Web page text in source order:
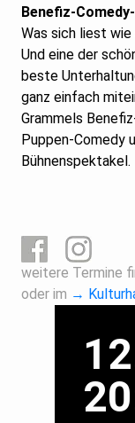
Benefiz-
Was sich liest
Und eine der
beste
ganz einfach
Grammels
Puppen-Comedy
Bühnenspektakel.
weitere Termine
oder im →